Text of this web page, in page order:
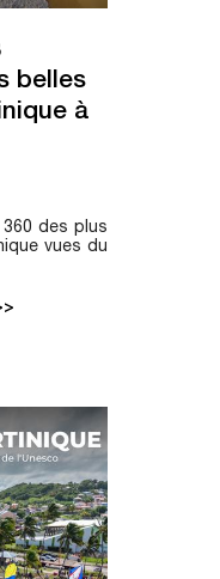
belles
à
des plus
vues du